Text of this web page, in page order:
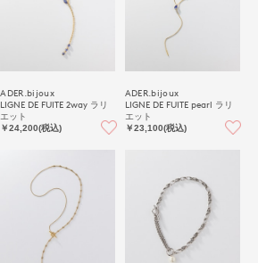
ADER.bijoux
LIGNE DE FUITE 2way ラリ
エット
￥24,200(税込)
ADER.bijoux
LIGNE DE FUITE pearl ラリ
エット
￥23,100(税込)